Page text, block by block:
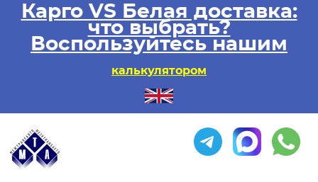
Карго VS Белая доставка:
что выбрать?
Воспользуйтесь нашим
калькулятором